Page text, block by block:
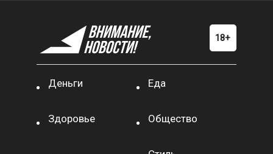
Деньги Еда
Здоровье Общество